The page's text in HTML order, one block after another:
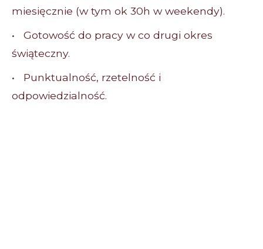
miesięcznie (w tym ok 30h w weekendy).
• Gotowość do pracy w co drugi okres
świąteczny.
• Punktualność, rzetelność i
odpowiedzialność.